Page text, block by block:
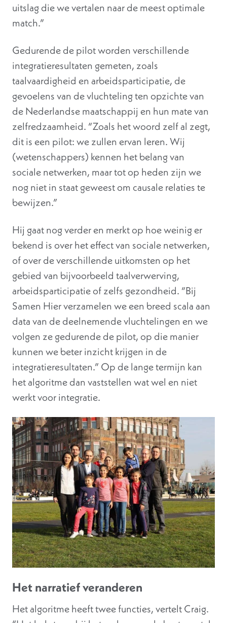
uitslag die we vertalen naar de meest optimale
match.”
Gedurende de pilot worden verschillende
integratieresultaten gemeten, zoals
taalvaardigheid en arbeidsparticipatie, de
gevoelens van de vluchteling ten opzichte van
de Nederlandse maatschappij en hun mate van
zelfredzaamheid. “Zoals het woord zelf al zegt,
dit is een pilot: we zullen ervan leren. Wij
(wetenschappers) kennen het belang van
sociale netwerken, maar tot op heden zijn we
nog niet in staat geweest om causale relaties te
bewijzen.”
Hij gaat nog verder en merkt op hoe weinig er
bekend is over het effect van sociale netwerken,
of over de verschillende uitkomsten op het
gebied van bijvoorbeeld taalverwerving,
arbeidsparticipatie of zelfs gezondheid. “Bij
Samen Hier verzamelen we een breed scala aan
data van de deelnemende vluchtelingen en we
volgen ze gedurende de pilot, op die manier
kunnen we beter inzicht krijgen in de
integratieresultaten.” Op de lange termijn kan
het algoritme dan vaststellen wat wel en niet
werkt voor integratie.
Het narratief veranderen
Het algoritme heeft twee functies, vertelt Craig.